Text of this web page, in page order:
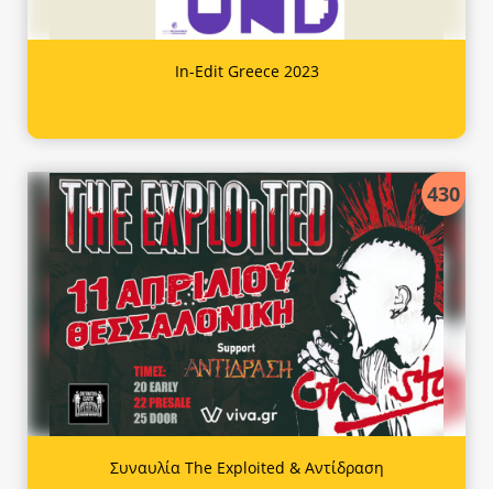
In-Edit Greece 2023
430
Συναυλία The Exploited & Αντίδραση